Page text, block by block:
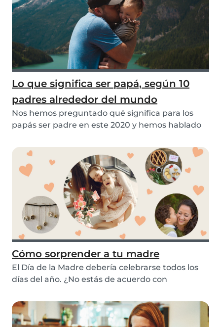
Lo que significa ser papá, según 10
padres alrededor del mundo
Nos hemos preguntado qué significa para los
papás ser padre en este 2020 y hemos hablado
Cómo sorprender a tu madre
El Día de la Madre debería celebrarse todos los
días del año. ¿No estás de acuerdo con